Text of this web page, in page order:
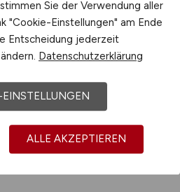
Sie der Verwendung aller
"Cookie-Einstellungen" am Ende
Entscheidung jederzeit
Datenschutzerklärung
ALLE AKZEPTIEREN